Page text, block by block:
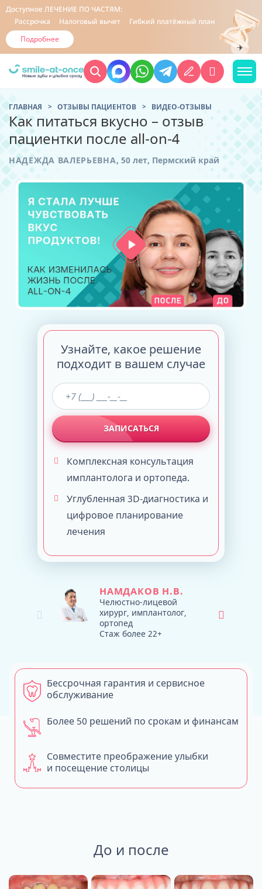
Доступное ЛЕЧЕНИЕ ПО ЧАСТЯМ:
Рассрочка
Налоговый вычет Гибкий платёжный план
Подробнее
ГЛАВНАЯ ОТЗЫВЫ ПАЦИЕНТОВ ВИДЕО-ОТЗЫВЫ
Как питаться вкусно – отзыв
пациентки после all-on-4
НАДЕЖДА ВАЛЕРЬЕВНА, 50 лет, Пермский край
Узнайте, какое решение
подходит в вашем случае
ЗАПИСАТЬСЯ
Комплексная консультация
имплантолога и ортопеда.
Углубленная 3D-диагностика и
цифровое планирование
лечения
НАМДАКОВ Н.В.
Челюстно-лицевой
хирург, имплантолог,
ортопед
Стаж более 22+
Совместите преображение улыбки
и посещение столицы
Бессрочная гарантия и сервисное
обслуживание
Более 50 решений по срокам и финансам
До и после